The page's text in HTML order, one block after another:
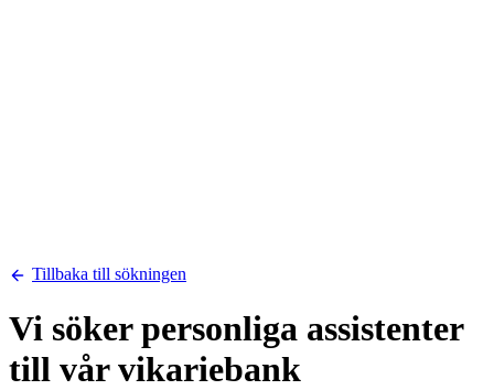
Tillbaka till sökningen
Vi söker personliga assistenter
till vår vikariebank